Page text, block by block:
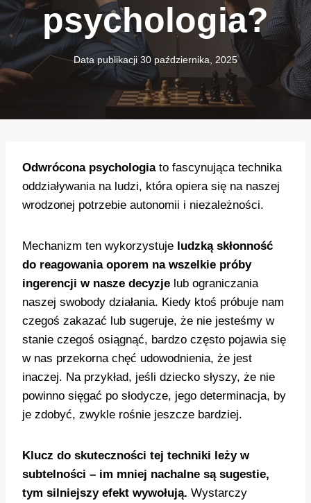
psychologia?
Data publikacji 30 października, 2025
Odwrócona psychologiato fascynująca technika
oddziaływania na ludzi, która opiera się na naszej
wrodzonej potrzebie autonomii i niezależności.
Mechanizm ten wykorzystuje ludzką skłonność
do reagowania oporem na wszelkie próby
ingerencji w nasze decyzje lub ograniczania
naszej swobody działania. Kiedy ktoś próbuje nam
czegoś zakazać lub sugeruje, że nie jesteśmy w
stanie czegoś osiągnąć, bardzo często pojawia się
w nas przekorna chęć udowodnienia, że jest
inaczej. Na przykład, jeśli dziecko słyszy, że nie
powinno sięgać po słodycze, jego determinacja, by
je zdobyć, zwykle rośnie jeszcze bardziej.
Klucz do skuteczności tej techniki leży w
subtelności – im mniej nachalne są sugestie,
tym silniejszy efekt wywołują. Wystarczy